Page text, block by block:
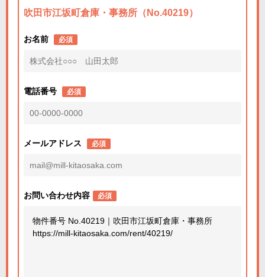
吹田市江坂町倉庫・事務所（No.40219）
お名前 必須
電話番号 必須
メールアドレス 必須
お問い合わせ内容 必須